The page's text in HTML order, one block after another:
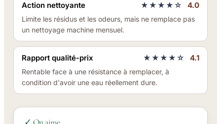
Action nettoyante ★★★★☆ 4.0
Limite les résidus et les odeurs, mais ne remplace pas
un nettoyage machine mensuel.
Rapport qualité-prix ★★★★☆ 4.1
Rentable face à une résistance à remplacer, à
condition d'avoir une eau réellement dure.